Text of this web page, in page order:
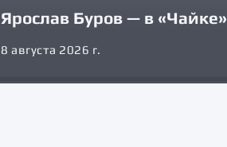
Ярослав Буров — в «Чайке»
8 августа 2026 г.